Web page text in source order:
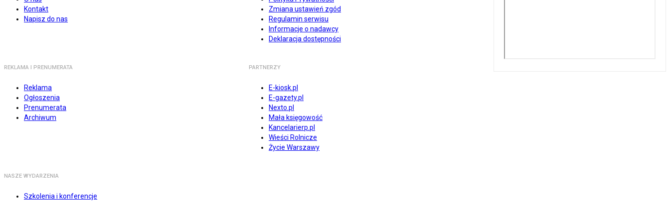
Kontakt
Napisz do nas
Zmiana ustawień zgód
Regulamin serwisu
Informacje o nadawcy
Deklaracja dostępności
REKLAMA I PRENUMERATA
Reklama
Ogłoszenia
Prenumerata
Archiwum
PARTNERZY
E-kiosk.pl
E-gazety.pl
Nexto.pl
Mała księgowość
Kancelarierp.pl
Wieści Rolnicze
Życie Warszawy
NASZE WYDARZENIA
Szkolenia i konferencje